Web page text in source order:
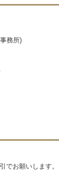
務所)
でお願いします。